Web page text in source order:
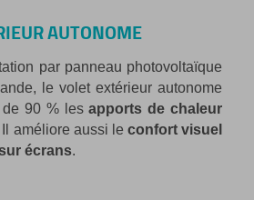
AUTONOME
par panneau photovoltaïque
le volet extérieur autonome
de 90 % lesapports de chaleur
améliore aussi le confort visuel
écrans.